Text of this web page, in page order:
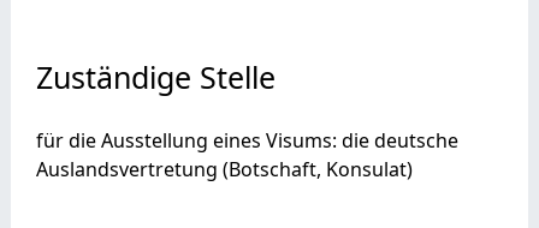
Zuständige Stelle
für die Ausstellung eines Visums: die deutsche
Auslandsvertretung (Botschaft, Konsulat)